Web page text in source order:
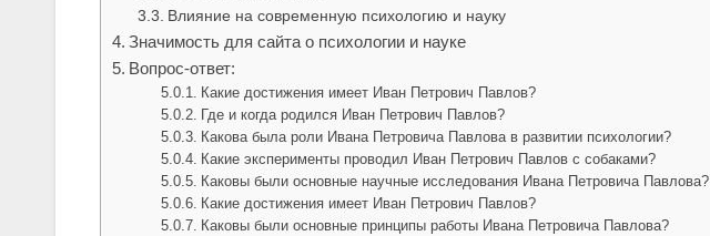
Влияние на современную психологию и науку
Значимость для сайта о психологии и науке
Вопрос-ответ:
Какие достижения имеет Иван Петрович Павлов?
Где и когда родился Иван Петрович Павлов?
Какова была роли Ивана Петровича Павлова в развитии психологии?
Какие эксперименты проводил Иван Петрович Павлов с собаками?
Каковы были основные научные исследования Ивана Петровича Павлова?
Какие достижения имеет Иван Петрович Павлов?
Каковы были основные принципы работы Ивана Петровича Павлова?